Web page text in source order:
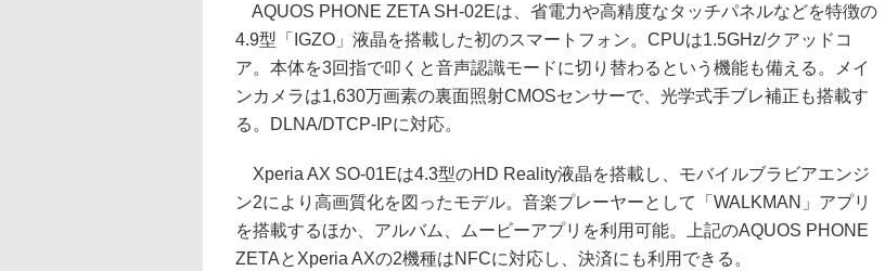
AQUOS PHONE ZETA SH-02Eは、省電力や高精度なタッチパネルなどを特徴の
4.9型「IGZO」液晶を搭載した初のスマートフォン。CPUは1.5GHz/クアッドコ
ア。本体を3回指で叩くと音声認識モードに切り替わるという機能も備える。メイ
ンカメラは1,630万画素の裏面照射CMOSセンサーで、光学式手ブレ補正も搭載す
る。DLNA/DTCP-IPに対応。
Xperia AX SO-01Eは4.3型のHD Reality液晶を搭載し、モバイルブラビアエンジ
ン2により高画質化を図ったモデル。音楽プレーヤーとして「WALKMAN」アプリ
を搭載するほか、アルバム、ムービーアプリを利用可能。上記のAQUOS PHONE
ZETAとXperia AXの2機種はNFCに対応し、決済にも利用できる。